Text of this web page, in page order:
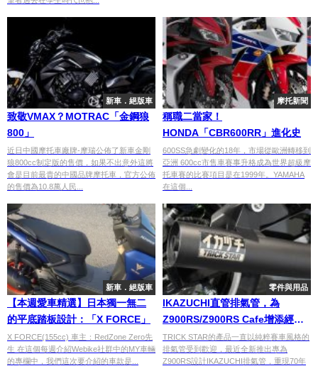
新車．絕版車
致敬VMAX？MOTRAC「金鋼狼
800」
近日中國摩托車廠牌-摩瑞公佈了新車金剛
狼800cc制定版的售價，如果不出意外這將
會是目前最貴的中國品牌摩托車，官方公佈
的售價為10.8萬人民...
摩托新聞
稱職二當家！
HONDA「CBR600RR」進化史
600SS急劇變化的18年，市場從歐洲轉移到
亞洲 600cc市售車賽事升格成為世界超級摩
托車賽的比賽項目是在1999年。YAMAHA
在這個...
新車．絕版車
【本週愛車精選】日本獨一無二
的平底踏板設計：「X FORCE」
X FORCE(155cc) 車主：RedZone Zero先
生 在這個每週介紹Webike社群中的MY車輛
的專欄中，我們這次要介紹的車款是...
零件與用品
IKAZUCHI直管排氣管，為
Z900RS/Z900RS Cafe增添經典
風格！
TRICK STAR的產品一直以純粹賽車風格的
排氣管受到歡迎，最近全新推出專為
Z900RS設計IKAZUCHI排氣管，重現70年